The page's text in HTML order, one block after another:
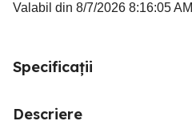
Valabil din 8/7/2026 8:16:05 AM
Specificații
Descriere